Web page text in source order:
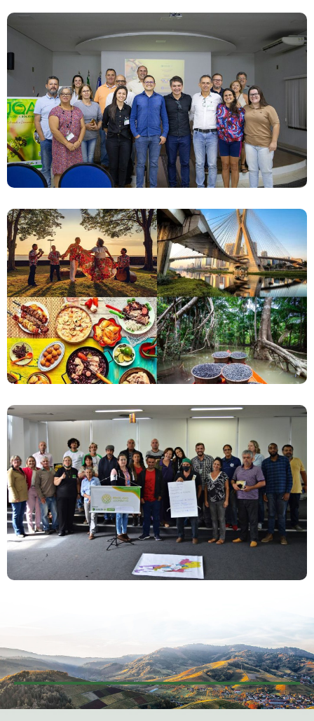
Lançamento Do Projeto JOA Economia
Solidária
Novas Filiais Da Terceira Via
Reunião De Mobilização Dos Empreendimentos
Da Agricultura Familiar Acontece No Rio De
Janeiro